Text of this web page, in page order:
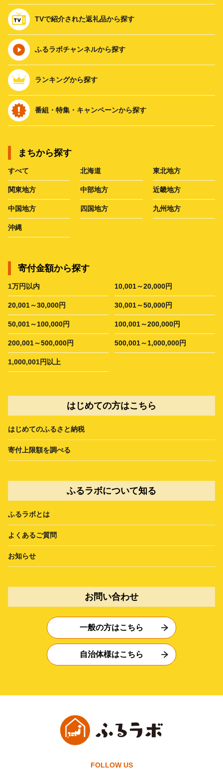
TVで紹介された返礼品から探す
ふるラボチャンネルから探す
ランキングから探す
番組・特集・キャンペーンから探す
まちから探す
すべて 北海道 東北地方
関東地方 中部地方 近畿地方
中国地方 四国地方 九州地方
沖縄
寄付金額から探す
1万円以内 10,001～20,000円
20,001～30,000円 30,001～50,000円
50,001～100,000円 100,001～200,000円
200,001～500,000円 500,001～1,000,000円
1,000,001円以上
はじめての方はこちら
はじめてのふるさと納税
寄付上限額を調べる
ふるラボについて知る
ふるラボとは
よくあるご質問
お知らせ
お問い合わせ
一般の方はこちら
自治体様はこちら
FOLLOW US